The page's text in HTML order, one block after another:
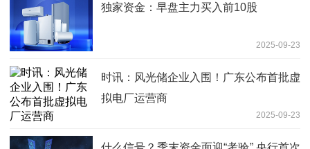
独家资金：早盘主力买入前10股
2025-09-23
时讯：风光储企业入围！广东公布首批虚
拟电厂运营商
2025-09-23